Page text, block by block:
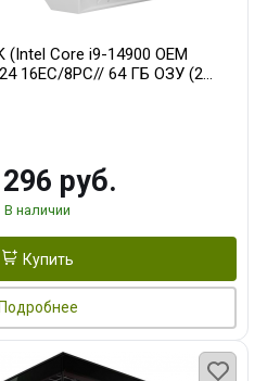
Core i9-14900 OEM
16EC/8PC// 64 ГБ ОЗУ (2
XTREME WATERFORCE
руб.
В наличии
Купить
Подробнее